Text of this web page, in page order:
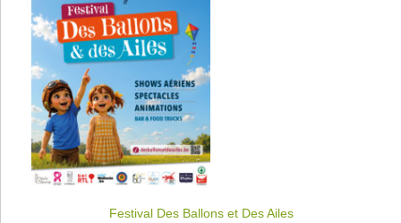
Festival Des Ballons et Des Ailes